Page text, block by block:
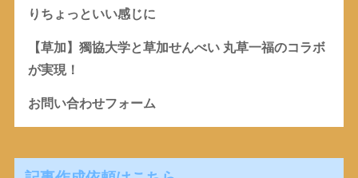
りちょっといい感じに
【草加】獨協大学と草加せんべい 丸草一福のコラボ
が実現！
お問い合わせフォーム